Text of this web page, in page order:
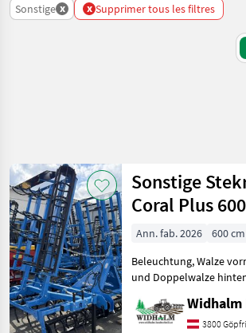
Sonstige x x Supprimer tous les filtres
Catégorie 4 Pays Filtres
CHEMIN
ACTUEL
matériel
agricole
Materiels
De Semis
Réinitialiser
Afficher
résultats
Sonstige
Coral Plus 600
Ann. fab. 2026
600 cm
Beleuchtung, Walze vorne
und Doppelwalze
Combinés de
de sol
3800